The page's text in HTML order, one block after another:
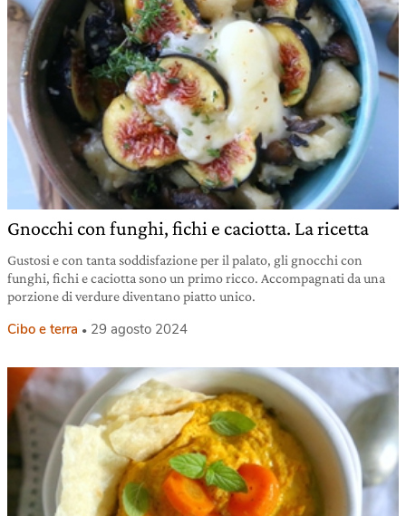
Gnocchi con funghi, fichi e caciotta. La ricetta
Gustosi e con tanta soddisfazione per il palato, gli gnocchi con
funghi, fichi e caciotta sono un primo ricco. Accompagnati da una
porzione di verdure diventano piatto unico.
Cibo e terra 29 agosto 2024